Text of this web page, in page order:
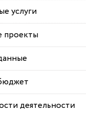
услуги
проекты
деятельности